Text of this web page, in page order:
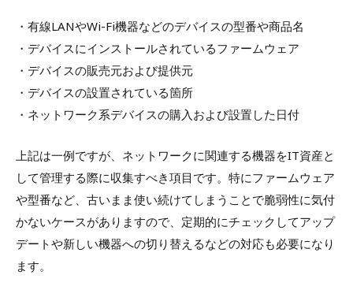
・有線LANやWi-Fi機器などのデバイスの型番や商品名
・デバイスにインストールされているファームウェア
・デバイスの販売元および提供元
・デバイスの設置されている箇所
・ネットワーク系デバイスの購入および設置した日付
上記は一例ですが、ネットワークに関連する機器をIT資産と
して管理する際に収集すべき項目です。特にファームウェア
や型番など、古いまま使い続けてしまうことで脆弱性に気付
かないケースがありますので、定期的にチェックしてアップ
デートや新しい機器への切り替えるなどの対応も必要になり
ます。